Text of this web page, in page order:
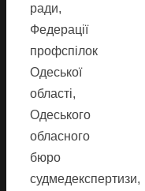
ради,
Федерації
профспілок
Одеської
області,
Одеського
обласного
бюро
судмедекспертизи,